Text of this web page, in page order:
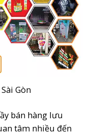
Gòn
bán hàng lưu
tâm nhiều đến